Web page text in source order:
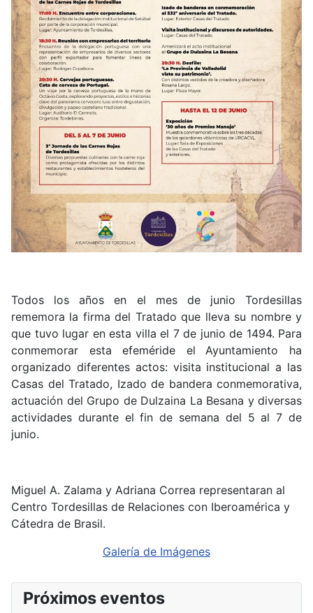
Todos los años en el mes de junio Tordesillas
rememora la firma del Tratado que lleva su nombre y
que tuvo lugar en esta villa el 7 de junio de 1494. Para
conmemorar esta efeméride el
Ayuntamiento ha
organizado diferentes actos: visita institucional a las
Casas del Tratado, Izado de bandera conmemorativa,
actuación del Grupo de Dulzaina La Besana y diversas
actividades durante el fin de semana del 5 al 7 de
junio.
Miguel A. Zalama y Adriana Correa representaran al
Centro Tordesillas de Relaciones con Iberoamérica y
Cátedra de Brasil.
Galería de Imágenes
Próximos eventos